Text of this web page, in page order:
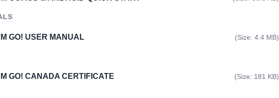
GO! USER MANUAL (Size: 4.4 MB)
GO! CANADA CERTIFICATE (Size: 181 KB)